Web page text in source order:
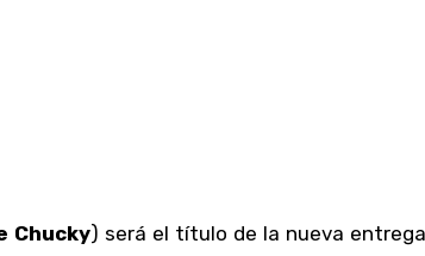
Chucky) será el título de la nueva